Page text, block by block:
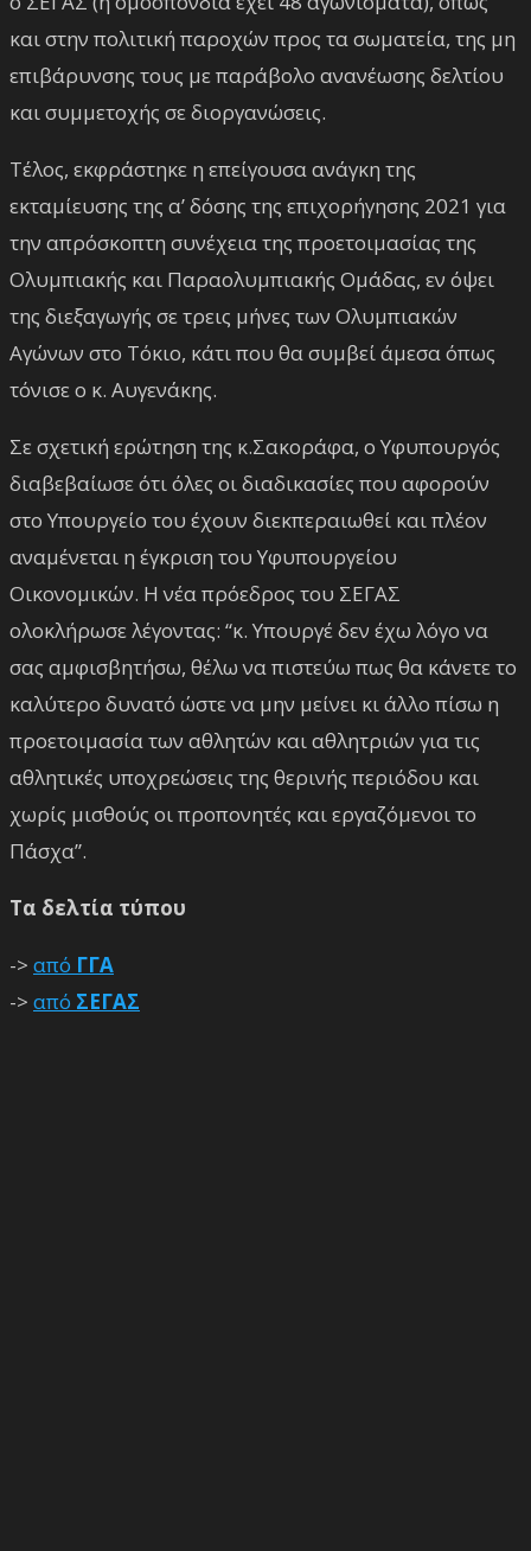
και στην πολιτική παροχών προς τα σωματεία, της μη
επιβάρυνσης τους με παράβολο ανανέωσης δελτίου
και συμμετοχής σε διοργανώσεις.
Τέλος, εκφράστηκε η επείγουσα ανάγκη της
εκταμίευσης της α’ δόσης της επιχορήγησης 2021 για
την απρόσκοπτη συνέχεια της προετοιμασίας της
Ολυμπιακής και Παραολυμπιακής Ομάδας, εν όψει
της διεξαγωγής σε τρεις μήνες των Ολυμπιακών
Αγώνων στο Τόκιο, κάτι που θα συμβεί άμεσα όπως
τόνισε ο κ. Αυγενάκης.
Σε σχετική ερώτηση της κ.Σακοράφα, ο Υφυπουργός
διαβεβαίωσε ότι όλες οι διαδικασίες που αφορούν
στο Υπουργείο του έχουν διεκπεραιωθεί και πλέον
αναμένεται η έγκριση του Υφυπουργείου
Οικονομικών. Η νέα πρόεδρος του ΣΕΓΑΣ
ολοκλήρωσε λέγοντας: “κ. Υπουργέ δεν έχω λόγο να
σας αμφισβητήσω, θέλω να πιστεύω πως θα κάνετε το
καλύτερο δυνατό ώστε να μην μείνει κι άλλο πίσω η
προετοιμασία των αθλητών και αθλητριών για τις
αθλητικές υποχρεώσεις της θερινής περιόδου και
χωρίς μισθούς οι προπονητές και εργαζόμενοι το
Πάσχα”.
Τα δελτία τύπου
-> από ΓΓΑ
-> από ΣΕΓΑΣ